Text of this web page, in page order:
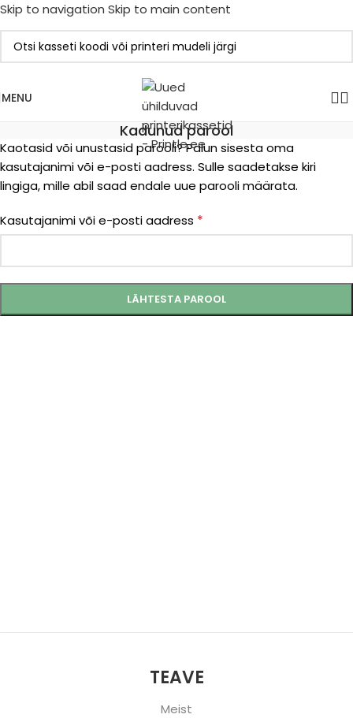
Skip to navigation Skip to main content
MENU
Kadunud parool
Kaotasid või unustasid parooli? Palun sisesta oma
kasutajanimi või e-posti aadress. Sulle saadetakse kiri
lingiga, mille abil saad endale uue parooli määrata.
Kasutajanimi või e-posti aadress *
LÄHTESTA PAROOL
TEAVE
Meist